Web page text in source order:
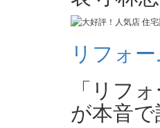
リフォ
「リフ
が本音